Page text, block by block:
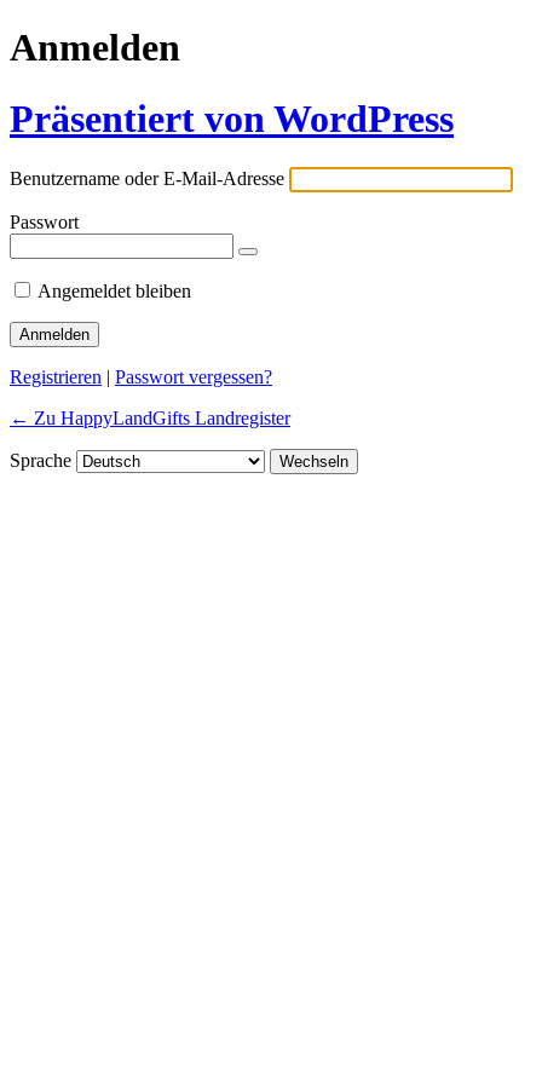
Anmelden
Präsentiert von WordPress
Benutzername oder E-Mail-Adresse
Passwort
Angemeldet bleiben
Registrieren | Passwort vergessen?
← Zu HappyLandGifts Landregister
Sprache